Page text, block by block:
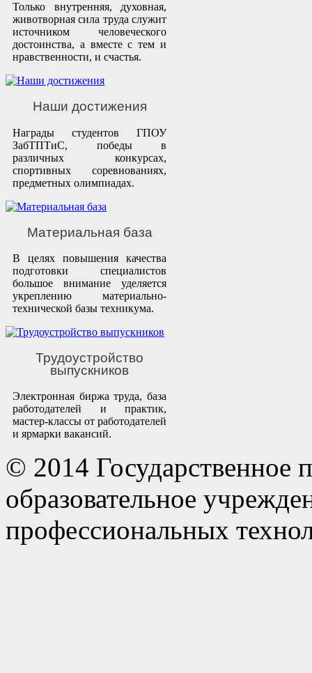
Только внутренняя, духовная,
животворная сила труда служит
источником человеческого
достоинства, а вместе с тем и
нравственности, и счастья.
Наши достижения
Награды студентов ГПОУ
ЗабТПТиС, победы в
различных конкурсах,
спортивных соревнованиях,
предметных олимпиадах.
Материальная база
В целях повышения качества
подготовки специалистов
большое внимание уделяется
укреплению материально-
технической базы техникума.
Трудоустройство
выпускников
Электронная биржа труда, база
работодателей и практик,
мастер-классы от работодателей
и ярмарки вакансий.
© 2014 Государственное
образовательное
профессиональных